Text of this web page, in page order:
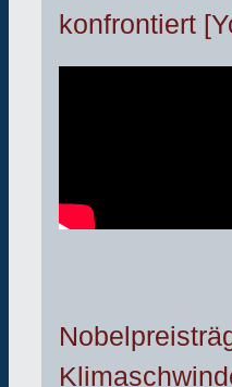
konfrontiert